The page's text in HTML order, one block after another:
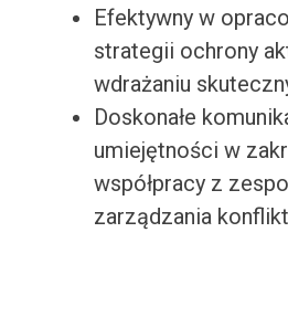
Efektywny w
strategii ochrony
wdrażaniu
Doskonałe
umiejętności w
współpracy z
zarządzania